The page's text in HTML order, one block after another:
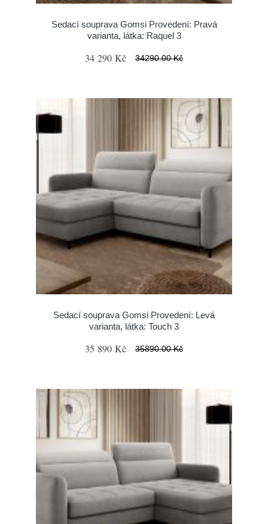
Sedací souprava Gomsi Provedení: Pravá
varianta, látka: Raquel 3
34 290 Kč 34290.00 Kč
Sedací souprava Gomsi Provedení: Levá
varianta, látka: Touch 3
35 890 Kč 35890.00 Kč